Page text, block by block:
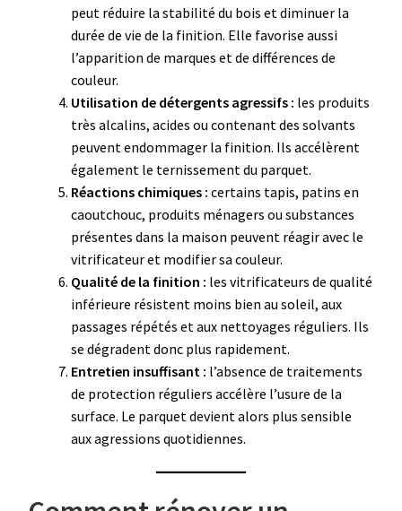
peut réduire la stabilité du bois et diminuer la
durée de vie de la finition. Elle favorise aussi
l’apparition de marques et de différences de
couleur.
Utilisation de détergents agressifs : les produits
très alcalins, acides ou contenant des solvants
peuvent endommager la finition. Ils accélèrent
également le ternissement du parquet.
Réactions chimiques : certains tapis, patins en
caoutchouc, produits ménagers ou substances
présentes dans la maison peuvent réagir avec le
vitrificateur et modifier sa couleur.
Qualité de la finition : les vitrificateurs de qualité
inférieure résistent moins bien au soleil, aux
passages répétés et aux nettoyages réguliers. Ils
se dégradent donc plus rapidement.
Entretien insuffisant : l’absence de traitements
de protection réguliers accélère l’usure de la
surface. Le parquet devient alors plus sensible
aux agressions quotidiennes.